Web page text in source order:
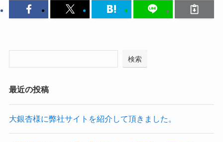
検索
最近の投稿
大銀杏様に弊社サイトを紹介して頂きました。